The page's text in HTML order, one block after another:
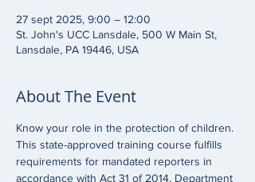
27 sept 2025, 9:00 – 12:00
St. John's UCC Lansdale, 500 W Main St,
Lansdale, PA 19446, USA
About The Event
Know your role in the protection of children.
This state-approved training course fulfills
requirements for mandated reporters in
accordance with Act 31 of 2014, Department